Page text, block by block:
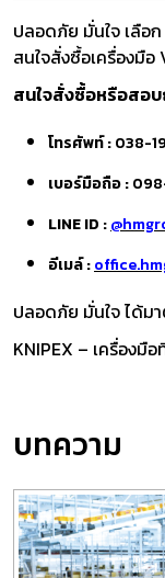
ปลอดภัย มั่นใจ เลือก
สนใจสั่งซื้อเครื่องมือ
สนใจสั่งซื้อหรือสอบ
โทรศัพท์ :038-
เบอร์มือถือ :
LINE ID :
อีเมล์ :
ปลอดภัย มั่นใจ ได้ม
KNIPEX – เครื่อง
บทความ